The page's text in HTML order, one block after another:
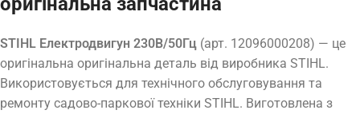
STIHL Електродвигун 230В/50Гц (арт. 12096000208) — це
оригінальна оригінальна деталь від виробника STIHL.
Використовується для технічного обслуговування та
ремонту садово-паркової техніки STIHL. Виготовлена з